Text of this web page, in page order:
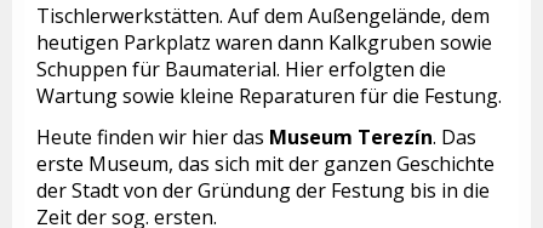
Tischlerwerkstätten. Auf dem Außengelände, dem
heutigen Parkplatz waren dann Kalkgruben sowie
Schuppen für Baumaterial. Hier erfolgten die
Wartung sowie kleine Reparaturen für die Festung.
Heute finden wir hier das Museum Terezín. Das
erste Museum, das sich mit der ganzen Geschichte
der Stadt von der Gründung der Festung bis in die
Zeit der sog. ersten.